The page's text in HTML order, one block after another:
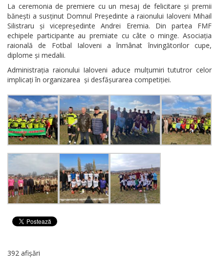
La ceremonia de premiere cu un mesaj de felicitare și premii
bănești a susținut Domnul Președinte a raionului Ialoveni Mihail
Silistraru și vicepreședinte Andrei Eremia. Din partea FMF
echipele participante au premiate cu câte o minge. Asociația
raională de Fotbal Ialoveni a înmânat învingătorilor cupe,
diplome și medalii.
Administrația raionului Ialoveni aduce mulțumiri tututror celor
implicați în organizarea și desfășurarea competiției.
392 afișări